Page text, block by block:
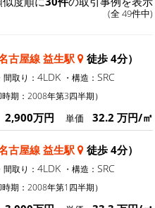
(全 49件中)
古屋線 益生駅 徒歩 4分）
間取り： 4LDK ・構造： SRC
時期：2008年第3四半期）
2,900万円 単価 32.2 万円/㎡
古屋線 益生駅 徒歩 4分）
間取り： 4LDK ・構造： SRC
時期：2008年第1四半期）